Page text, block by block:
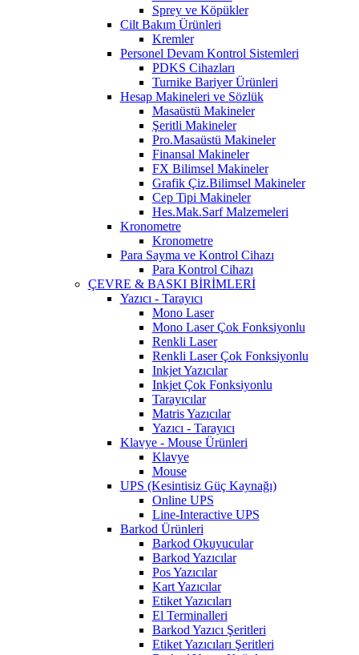
Sprey ve Köpükler
Cilt Bakım Ürünleri
Kremler
Personel Devam Kontrol Sistemleri
PDKS Cihazları
Turnike Bariyer Ürünleri
Hesap Makineleri ve Sözlük
Masaüstü Makineler
Şeritli Makineler
Pro.Masaüstü Makineler
Finansal Makineler
FX Bilimsel Makineler
Grafik Çiz.Bilimsel Makineler
Cep Tipi Makineler
Hes.Mak.Sarf Malzemeleri
Kronometre
Kronometre
Para Sayma ve Kontrol Cihazı
Para Kontrol Cihazı
ÇEVRE & BASKI BİRİMLERİ
Yazıcı - Tarayıcı
Mono Laser
Mono Laser Çok Fonksiyonlu
Renkli Laser
Renkli Laser Çok Fonksiyonlu
Inkjet Yazıcılar
Inkjet Çok Fonksiyonlu
Tarayıcılar
Matris Yazıcılar
Yazıcı - Tarayıcı
Klavye - Mouse Ürünleri
Klavye
Mouse
UPS (Kesintisiz Güç Kaynağı)
Online UPS
Line-Interactive UPS
Barkod Ürünleri
Barkod Okuyucular
Barkod Yazıcılar
Pos Yazıcılar
Kart Yazıcılar
Etiket Yazıcıları
El Terminalleri
Barkod Yazıcı Şeritleri
Etiket Yazıcıları Şeritleri